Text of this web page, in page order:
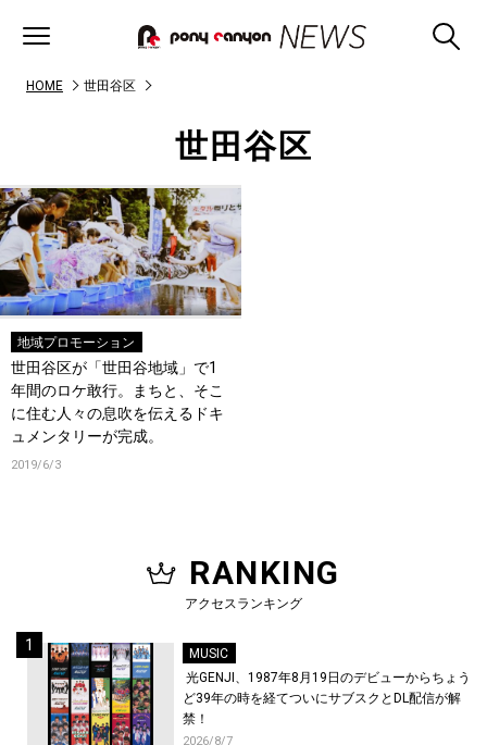
HOME 世田谷区
世田谷区
地域プロモーション
世田谷区が「世田谷地域」で1
年間のロケ敢行。まちと、そこ
に住む人々の息吹を伝えるドキ
ュメンタリーが完成。
2019/6/3
RANKING
アクセスランキング
MUSIC
光GENJI、1987年8月19日のデビューからちょう
ど39年の時を経てついにサブスクとDL配信が解
禁！
2026/8/7